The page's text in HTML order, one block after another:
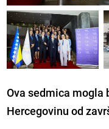
Ova sedmica mogla
Hercegovinu od